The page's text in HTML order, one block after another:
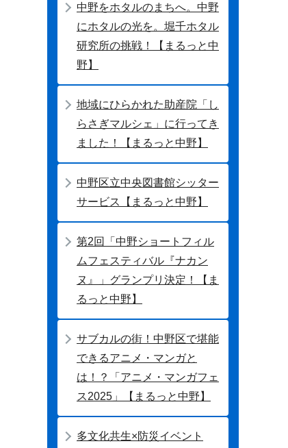
中野をホタルのまちへ。中野
にホタルの光を。堀千ホタル
研究所の挑戦！【まるっと中
野】
地域にひらかれた助産院「し
らさぎマルシェ」に行ってき
ました！【まるっと中野】
中野区立中央図書館シッター
サービス【まるっと中野】
第2回「中野ショートフィル
ムフェスティバル『ナカン
ヌ』」グランプリ決定！【ま
るっと中野】
サブカルの街！中野区で堪能
できるアニメ・マンガと
は！？「アニメ・マンガフェ
ス2025」【まるっと中野】
多文化共生×防災イベント